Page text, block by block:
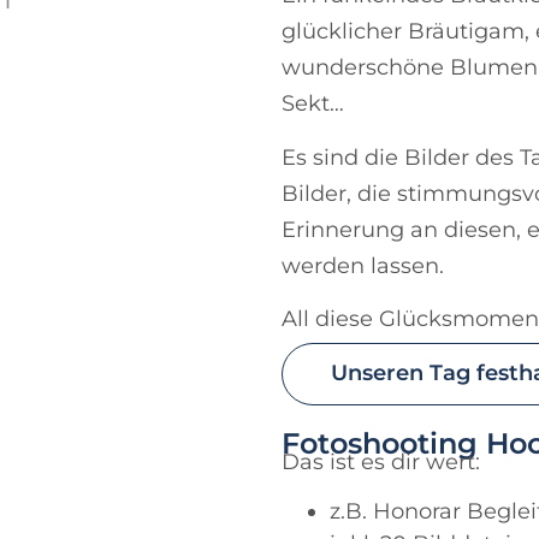
glücklicher Bräutigam,
wunderschöne
Sekt…
Es sind die Bilder des
Bilder, die
Erinnerung an diesen,
werden lassen.
All diese
Unseren Tag
Fotoshooting
Das ist es dir wert:
z.B. Honorar